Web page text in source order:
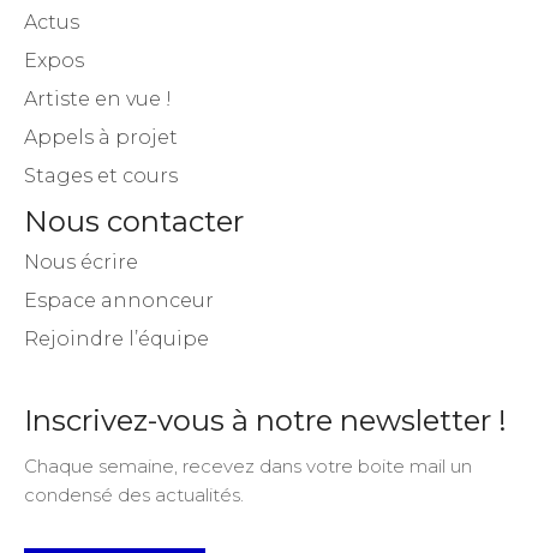
Actus
Expos
Artiste en vue !
Appels à projet
Stages et cours
Nous contacter
Nous écrire
Espace annonceur
Rejoindre l’équipe
Inscrivez-vous à notre newsletter !
Chaque semaine, recevez dans votre boite mail un
condensé des actualités.